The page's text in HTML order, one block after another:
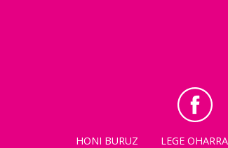
HONI BURUZ LEGE OHARRA